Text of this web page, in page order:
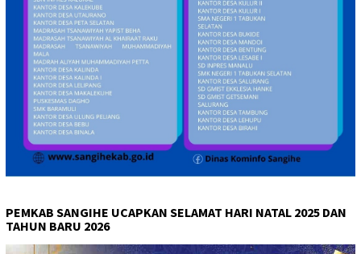
PEMKAB SANGIHE UCAPKAN SELAMAT HARI NATAL 2025 DAN
TAHUN BARU 2026